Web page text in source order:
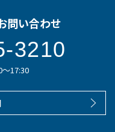
問い合わせ
3210
17:30